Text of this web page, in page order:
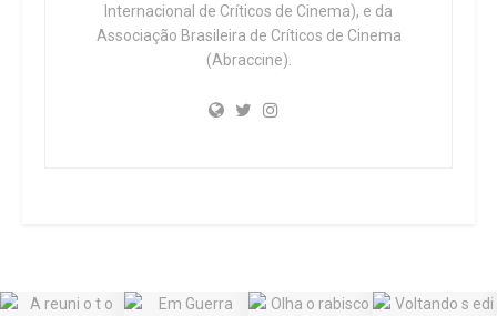
Internacional de Críticos de Cinema), e da
Associação Brasileira de Críticos de Cinema
(Abraccine).